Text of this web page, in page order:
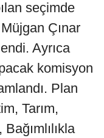
seçimde
Çınar
Ayrıca
komisyon
Plan
Tarım,